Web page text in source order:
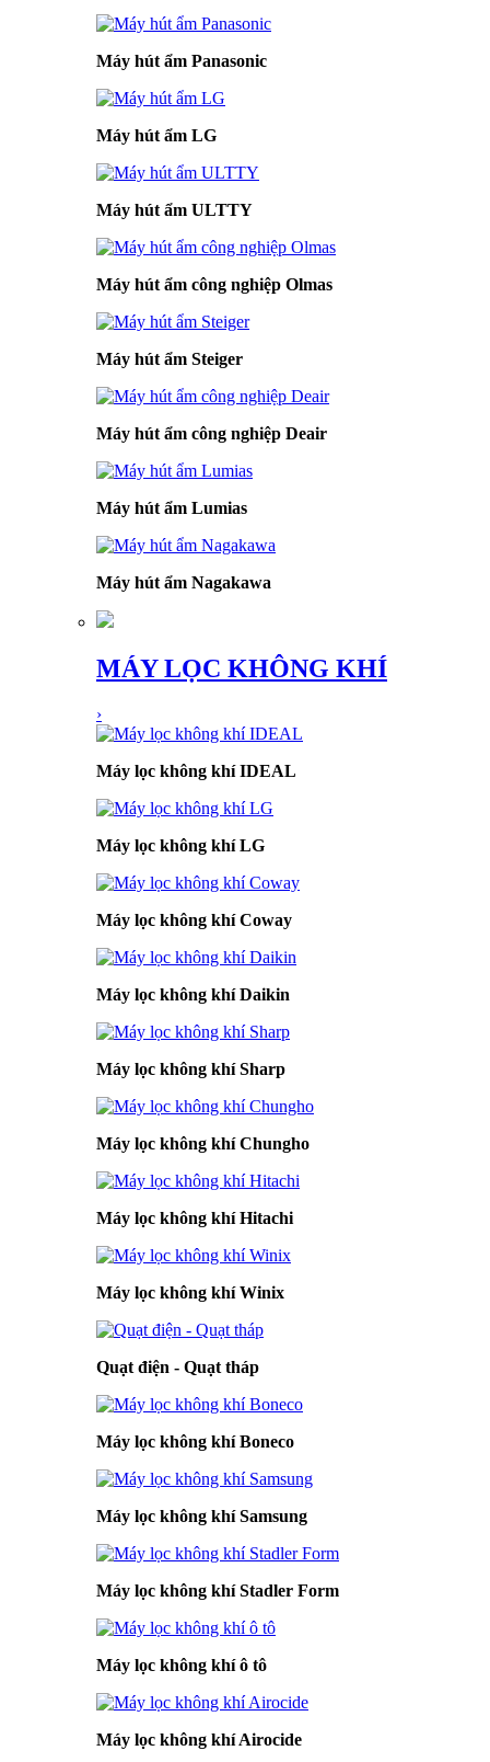
Máy hút ẩm Panasonic
Máy hút ẩm LG
Máy hút ẩm ULTTY
Máy hút ẩm công nghiệp Olmas
Máy hút ẩm Steiger
Máy hút ẩm công nghiệp Deair
Máy hút ẩm Lumias
Máy hút ẩm Nagakawa
MÁY LỌC KHÔNG KHÍ
›
Máy lọc không khí IDEAL
Máy lọc không khí LG
Máy lọc không khí Coway
Máy lọc không khí Daikin
Máy lọc không khí Sharp
Máy lọc không khí Chungho
Máy lọc không khí Hitachi
Máy lọc không khí Winix
Quạt điện - Quạt tháp
Máy lọc không khí Boneco
Máy lọc không khí Samsung
Máy lọc không khí Stadler Form
Máy lọc không khí ô tô
Máy lọc không khí Airocide